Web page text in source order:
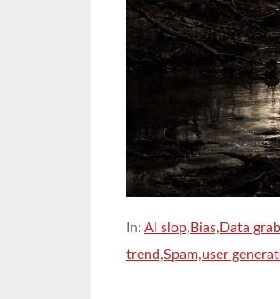
In: AI slop,Bias,Data
trend,Spam,user